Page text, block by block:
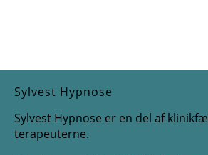
Sylvest Hypnose
Sylvest Hypnose er en del af
terapeuterne.